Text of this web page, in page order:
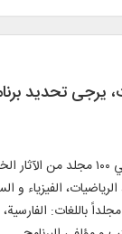
يرجی تحديد
*النص الكامل لـ ۷۷ عنوان
الفيزياء و